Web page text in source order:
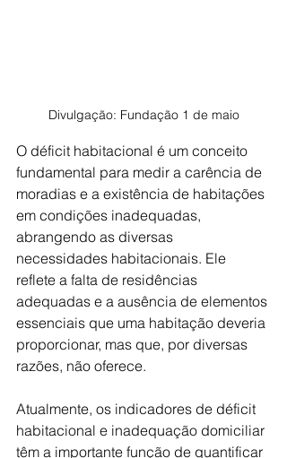
Divulgação: Fundação 1 de maio
O déficit habitacional é um conceito
fundamental para medir a carência de
moradias e a existência de habitações
em condições inadequadas,
abrangendo as diversas
necessidades habitacionais. Ele
reflete a falta de residências
adequadas e a ausência de elementos
essenciais que uma habitação deveria
proporcionar, mas que, por diversas
razões, não oferece.
Atualmente, os indicadores de déficit
habitacional e inadequação domiciliar
têm a importante função de quantificar